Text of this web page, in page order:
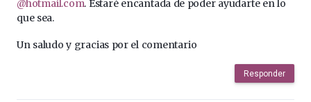
@hotmail.com. Estaré encantada de poder ayudarte en lo
que sea.
Un saludo y gracias por el comentario
Responder